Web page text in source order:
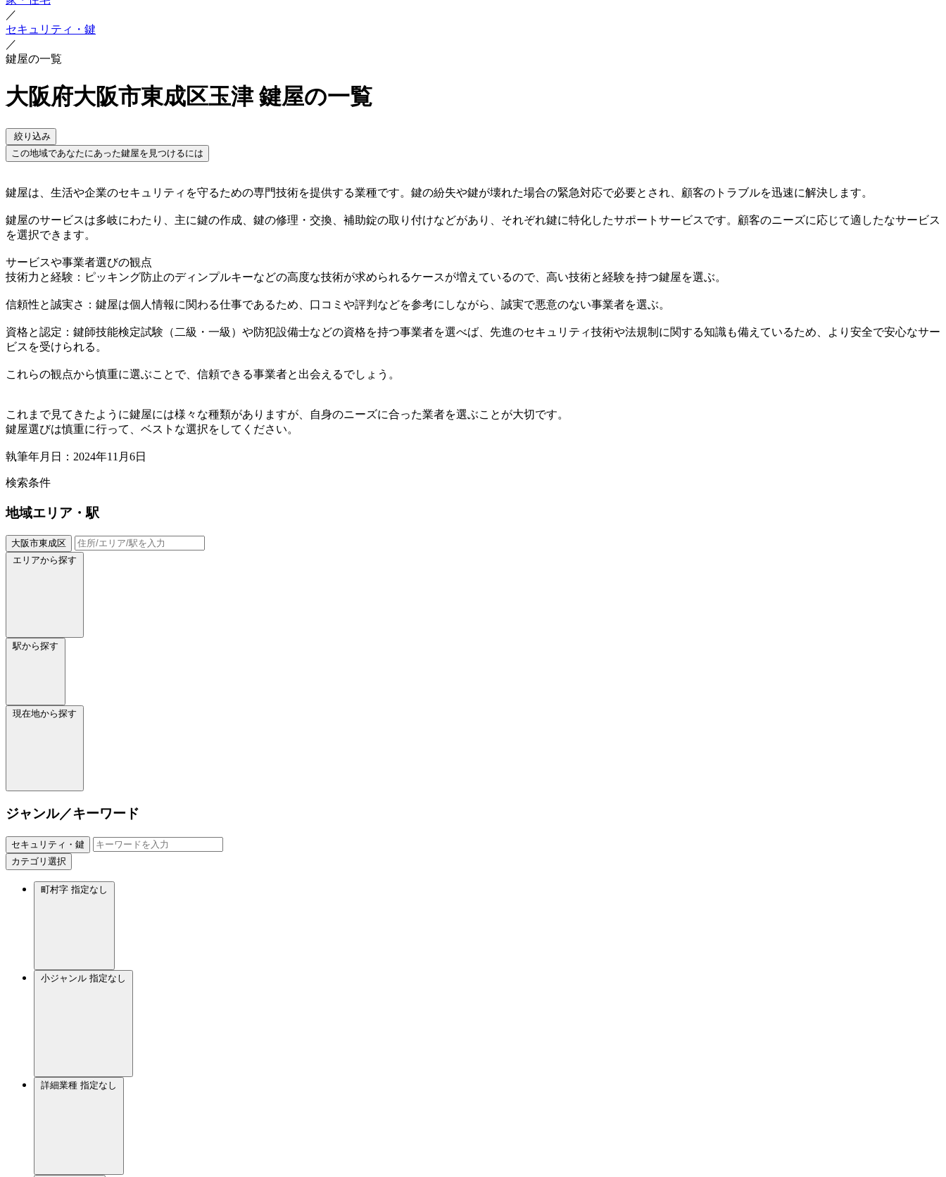
／
セキュリティ・鍵
／
鍵屋の一覧
大阪府大阪市東成区玉津 鍵屋の一覧
絞り込み
この地域であなたにあった鍵屋を見つけるには
鍵屋は、生活や企業のセキュリティを守るための専門技術を提供する業種です。鍵の紛失や鍵が壊れた場合の緊急対応で必要とされ、顧客のトラブルを迅速に解決します。
鍵屋のサービスは多岐にわたり、主に鍵の作成、鍵の修理・交換、補助錠の取り付けなどがあり、それぞれ鍵に特化したサポートサービスです。顧客のニーズに応じて適したなサービス
を選択できます。
サービスや事業者選びの観点
技術力と経験：ピッキング防止のディンプルキーなどの高度な技術が求められるケースが増えているので、高い技術と経験を持つ鍵屋を選ぶ。
信頼性と誠実さ：鍵屋は個人情報に関わる仕事であるため、口コミや評判などを参考にしながら、誠実で悪意のない事業者を選ぶ。
資格と認定：鍵師技能検定試験（二級・一級）や防犯設備士などの資格を持つ事業者を選べば、先進のセキュリティ技術や法規制に関する知識も備えているため、より安全で安心なサー
ビスを受けられる。
これらの観点から慎重に選ぶことで、信頼できる事業者と出会えるでしょう。
これまで見てきたように鍵屋には様々な種類がありますが、自身のニーズに合った業者を選ぶことが大切です。
鍵屋選びは慎重に行って、ベストな選択をしてください。
執筆年月日：2024年11月6日
検索条件
地域エリア・駅
大阪市東成区
エリアから探す
駅から探す
現在地から探す
ジャンル／キーワード
セキュリティ・鍵
カテゴリ選択
町村字 指定なし
小ジャンル 指定なし
詳細業種 指定なし